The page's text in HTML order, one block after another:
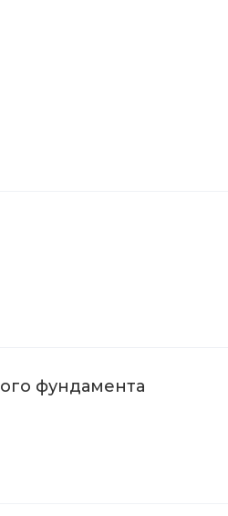
фундамента